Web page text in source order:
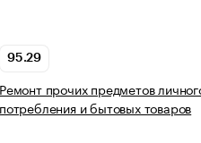
95.29
Ремонт прочих предметов
потребления и бытовых товаров